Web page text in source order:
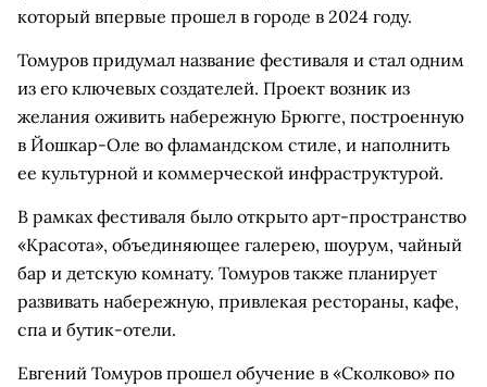
который впервые прошел в городе в 2024 году.
Томуров придумал название фестиваля и стал одним
из его ключевых создателей. Проект возник из
желания оживить набережную Брюгге, построенную
в Йошкар-Оле во фламандском стиле, и наполнить
ее культурной и коммерческой инфраструктурой.
В рамках фестиваля было открыто арт-пространство
«Красота», объединяющее галерею, шоурум, чайный
бар и детскую комнату. Томуров также планирует
развивать набережную, привлекая рестораны, кафе,
спа и бутик-отели.
Евгений Томуров прошел обучение в «Сколково» по